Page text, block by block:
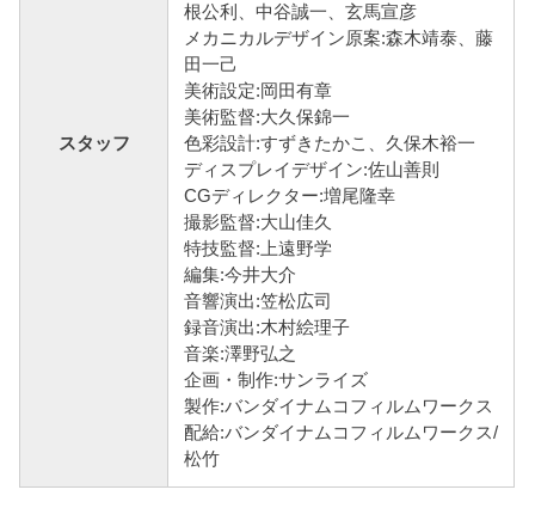
スタッフ
根公利、中谷誠一、玄馬宣彦
メカニカルデザイン原案:森木靖泰、藤
田一己
美術設定:岡田有章
美術監督:大久保錦一
色彩設計:すずきたかこ、久保木裕一
ディスプレイデザイン:佐山善則
CGディレクター:増尾隆幸
撮影監督:大山佳久
特技監督:上遠野学
編集:今井大介
音響演出:笠松広司
録音演出:木村絵理子
音楽:澤野弘之
企画・制作:サンライズ
製作:バンダイナムコフィルムワークス
配給:バンダイナムコフィルムワークス/
松竹